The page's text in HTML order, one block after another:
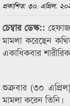
প্রকাশিত: ৩০. এপ্রিল.
চেম্বার ডেস্ক::
মামলা করেছেন
একাধিকবার
শুক্রবার (৩০
মামলা করেন তিনি।